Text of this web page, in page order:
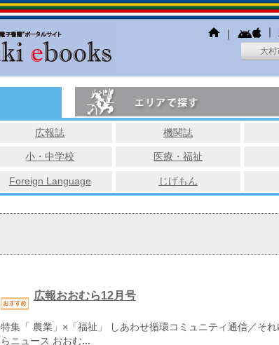
｜ ｜
大村
広報誌 機関誌
小・中学校 医療・福祉
Foreign Language じげもん
広報おおむら12月号
特集「 農業」×「福祉」 しあわせ循環コミュニティ通信／そ
らニュース おおむ...